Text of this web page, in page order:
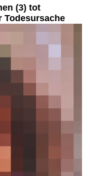
(3) tot
Todesursache